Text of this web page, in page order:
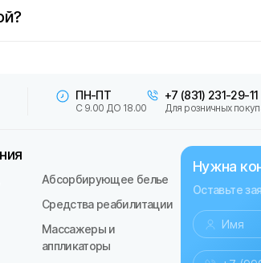
ПН-ПТ
С 9.00 ДО 18.00
+7 (831) 231-29-11
Для розничных
Абсорбирующее белье
Средства реабилитации
Массажеры и
аппликаторы
Нужна
Оставьте